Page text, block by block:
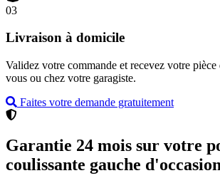
03
Livraison à domicile
Validez votre commande et recevez votre pièce
vous ou chez votre garagiste.
Faites votre demande gratuitement
Garantie 24 mois sur votre
coulissante gauche d'occasion